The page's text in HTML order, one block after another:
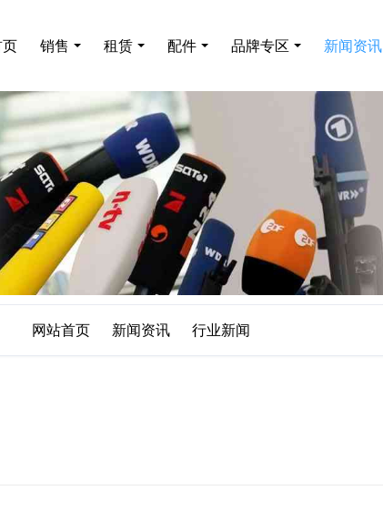
销售 租赁 配件 品牌专区 新闻资讯
网站首页 新闻资讯 行业新闻